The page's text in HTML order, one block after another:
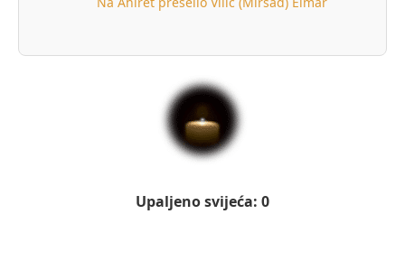
Upaljeno svijeća: 0